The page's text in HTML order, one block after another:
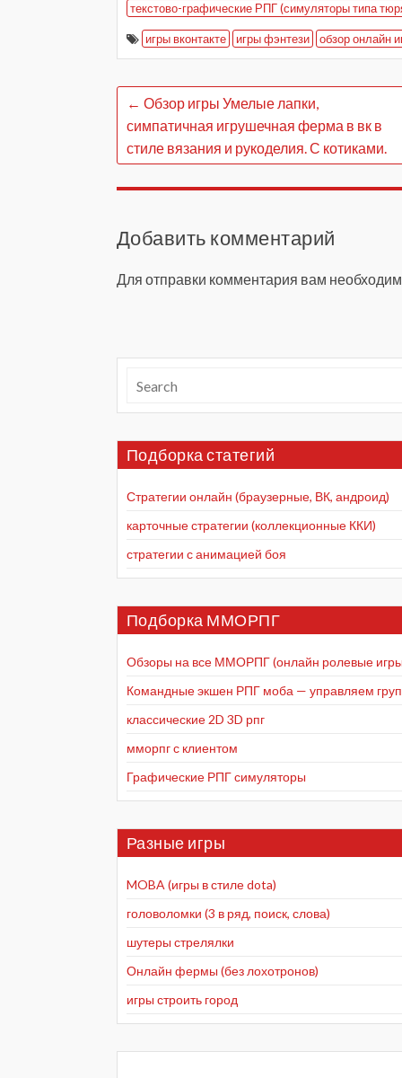
текстово-графические РПГ (симуляторы типа
игры вконтакте игры фэнтези обзор онлайн
← Обзор игры Умелые лапки,
симпатичная игрушечная ферма в вк в
стиле вязания и рукоделия. С котиками.
Добавить комментарий
Для отправки комментария вам
Подборка статегий
Стратегии онлайн (браузерные, ВК, андроид)
карточные стратегии (коллекционные ККИ)
стратегии с анимацией боя
Подборка ММОРПГ
Обзоры на все ММОРПГ (онлайн ролевые
Командные экшен РПГ моба — управляем
классические 2D 3D рпг
мморпг с клиентом
Графические РПГ симуляторы
Разные игры
MOBA (игры в стиле dota)
головоломки (3 в ряд, поиск, слова)
шутеры стрелялки
Онлайн фермы (без лохотронов)
игры строить город